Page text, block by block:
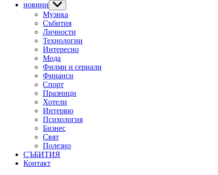
новини Show
sub
menu
Музика
Събития
Личности
Технологии
Интересно
Мода
Филми и сериали
Финанси
Спорт
Празници
Хотели
Интервю
Психология
Бизнес
Свят
Полезно
СЪБИТИЯ
Контакт